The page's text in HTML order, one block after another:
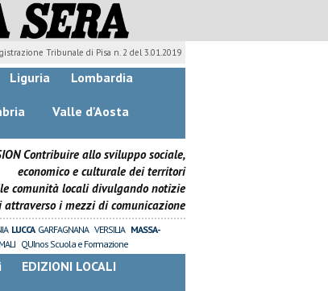
Tribunale di Pisa n. 2 del 3.01.2019
Liguria
Lombardia
Valle d'Aosta
Contribuire allo sviluppo sociale,
economico e culturale dei territori
comunità locali divulgando notizie
i mezzi di comunicazione
LUCCA GARFAGNANA VERSILIA MASSA-
QUInos Scuola e Formazione
EDIZIONI LOCALI